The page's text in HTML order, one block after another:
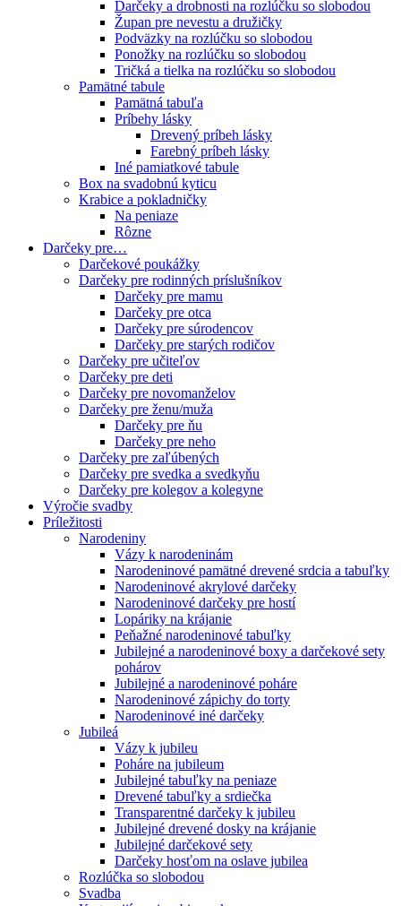
Darčeky a drobnosti na rozlúčku so slobodou
Župan pre nevestu a družičky
Podväzky na rozlúčku so slobodou
Ponožky na rozlúčku so slobodou
Tričká a tielka na rozlúčku so slobodou
Pamätné tabule
Pamätná tabuľa
Príbehy lásky
Drevený príbeh lásky
Farebný príbeh lásky
Iné pamiatkové tabule
Box na svadobnú kyticu
Krabice a pokladničky
Na peniaze
Rôzne
Darčeky pre…
Darčekové poukážky
Darčeky pre rodinných príslušníkov
Darčeky pre mamu
Darčeky pre otca
Darčeky pre súrodencov
Darčeky pre starých rodičov
Darčeky pre učiteľov
Darčeky pre deti
Darčeky pre novomanželov
Darčeky pre ženu/muža
Darčeky pre ňu
Darčeky pre neho
Darčeky pre zaľúbených
Darčeky pre svedka a svedkyňu
Darčeky pre kolegov a kolegyne
Výročie svadby
Príležitosti
Narodeniny
Vázy k narodeninám
Narodeninové pamätné drevené srdcia a tabuľky
Narodeninové akrylové darčeky
Narodeninové darčeky pre hostí
Lopáriky na krájanie
Peňažné narodeninové tabuľky
Jubilejné a narodeninové boxy a darčekové sety
pohárov
Jubilejné a narodeninové poháre
Narodeninové zápichy do torty
Narodeninové iné darčeky
Jubileá
Vázy k jubileu
Poháre na jubileum
Jubilejné tabuľky na peniaze
Drevené tabuľky a srdiečka
Transparentné darčeky k jubileu
Jubilejné drevené dosky na krájanie
Jubilejné darčekové sety
Darčeky hosťom na oslave jubilea
Rozlúčka so slobodou
Svadba